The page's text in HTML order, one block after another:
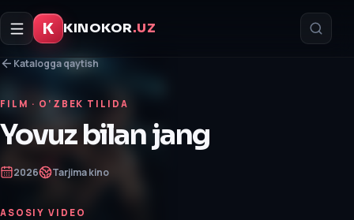
K KINOKOR.UZ
Katalogga qaytish
FILM · O‘ZBEK TILIDA
Yovuz bilan jang
2026 Tarjima kino
ASOSIY VIDEO